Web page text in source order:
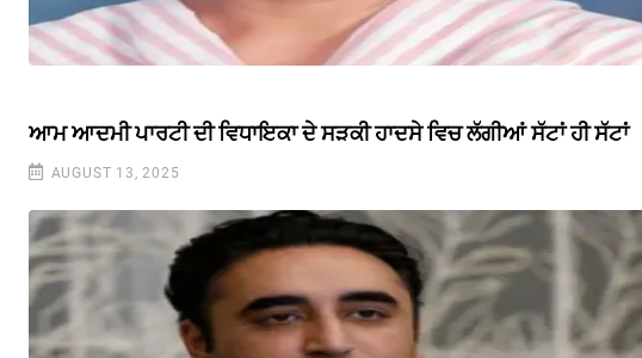
ਆਮ ਆਦਮੀ ਪਾਰਟੀ ਦੀ ਵਿਧਾਇਕਾ ਦੇ ਸੜਕੀ ਹਾਦਸੇ ਵਿਚ ਲੱਗੀਆਂ ਸੱਟਾਂ ਹੀ ਸੱਟਾਂ
AUGUST 13, 2025